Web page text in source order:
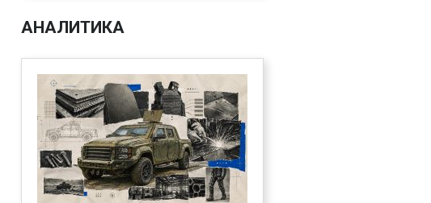
АНАЛИТИКА